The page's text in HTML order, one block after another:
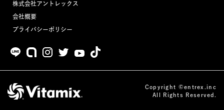
株式会社アントレックス
会社概要
プライバシーポリシー
Copyright ©entrex.inc
All Rights Reserved.